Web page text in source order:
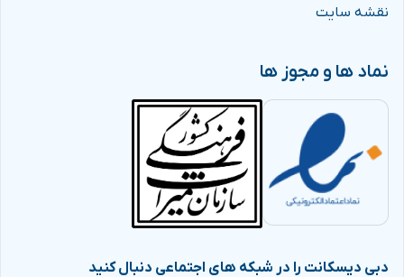
نقشه سایت
نماد ها و مجوز ها
دبی دیسکانت را در شبکه های اجتماعی دنبال کنید